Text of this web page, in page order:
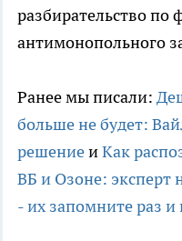
разбирательство по
антимонопольного
Ранее мы писали:
больше не будет:
решениеиКак
ВБ и Озоне: эксперт
- их запомните раз и